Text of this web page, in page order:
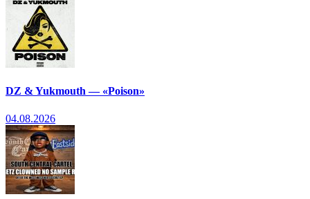
DZ & Yukmouth — «Poison»
04.08.2026